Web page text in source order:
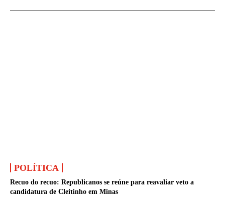
POLÍTICA
Recuo do recuo: Republicanos se reúne para reavaliar veto a
candidatura de Cleitinho em Minas